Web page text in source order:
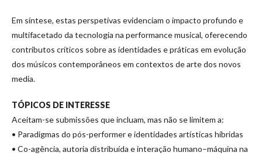
Em síntese, estas perspetivas evidenciam o impacto profundo e
multifacetado da tecnologia na performance musical, oferecendo
contributos críticos sobre as identidades e práticas em evolução
dos músicos contemporâneos em contextos de arte dos novos
media.
TÓPICOS DE INTERESSE
Aceitam-se submissões que incluam, mas não se limitem a:
• Paradigmas do pós-performer e identidades artísticas híbridas
• Co-agência, autoria distribuída e interação humano–máquina na